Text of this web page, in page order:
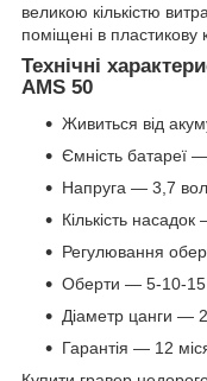
великою кількістю
поміщені в пластикову
Технічні
AMS 50
Живиться від
Ємність батареї
Напруга — 3,7
Кількість
Регулювання
Оберти — 5-10-15
Діаметр цанги —
Гарантія — 12